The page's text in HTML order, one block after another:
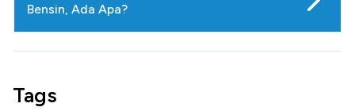
Bensin, Ada Apa?
Tags